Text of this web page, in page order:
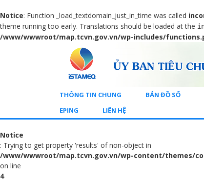
Notice: Function _load_textdomain_just_in_time was called
theme running too early. Translations should be loaded at the
/www/wwwroot/map.tcvn.gov.vn/wp-includes/
THÔNG TIN CHUNG BẢN ĐỒ SỐ
EPING
LIÊN HỆ
Notice
: Trying to get property 'results' of non-object in
/www/wwwroot/map.tcvn.gov.vn/wp-content/themes/
on line
4